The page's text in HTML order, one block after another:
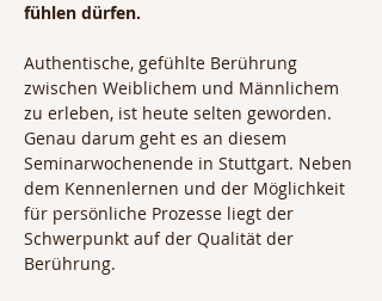
fühlen dürfen.
Authentische, gefühlte Berührung
zwischen Weiblichem und Männlichem
zu erleben, ist heute selten geworden.
Genau darum geht es an diesem
Seminarwochenende in Stuttgart. Neben
dem Kennenlernen und der Möglichkeit
für persönliche Prozesse liegt der
Schwerpunkt auf der Qualität der
Berührung.